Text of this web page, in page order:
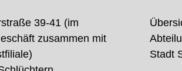
39-41 (im
zusammen mit
Stadt